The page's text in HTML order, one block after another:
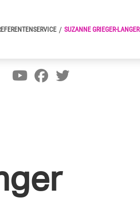
SUZANNE GRIEGER-LANGER